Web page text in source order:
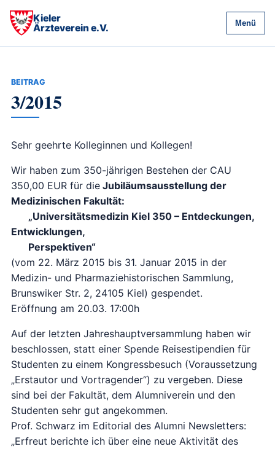
Kieler
Ärzteverein e.V.
Menü
BEITRAG
3/2015
Sehr geehrte Kolleginnen und Kollegen!
Wir haben zum 350-jährigen Bestehen der CAU
350,00 EUR für dieJubiläumsausstellung der
Medizinischen Fakultät:
„Universitätsmedizin Kiel 350 – Entdeckungen,
Entwicklungen,
Perspektiven“
(vom 22. März 2015 bis 31. Januar 2015 in der
Medizin- und Pharmaziehistorischen Sammlung,
Brunswiker Str. 2, 24105 Kiel) gespendet.
Eröffnung am 20.03. 17:00h
Auf der letzten Jahreshauptversammlung haben wir
beschlossen, statt einer Spende Reisestipendien für
Studenten zu einem Kongressbesuch (Voraussetzung
„Erstautor und Vortragender“) zu vergeben. Diese
sind bei der Fakultät, dem Alumniverein und den
Studenten sehr gut angekommen.
Prof. Schwarz im Editorial des Alumni Newsletters:
„Erfreut berichte ich über eine neue Aktivität des